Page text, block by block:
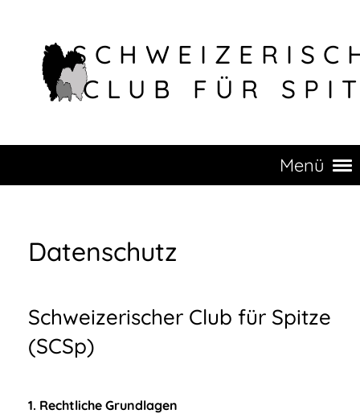
CLUB FÜR
Menü
Datenschutz
Schweizerischer Club für Spitze
(SCSp)
1. Rechtliche Grundlagen